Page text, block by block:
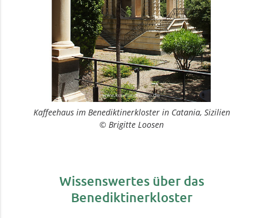
Kaffeehaus im Benediktinerkloster in Catania, Sizilien
© Brigitte Loosen
Wissenswertes über das
Benediktinerkloster